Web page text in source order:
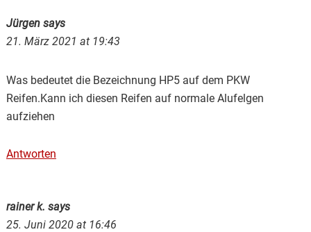
Jürgen says
21. März 2021 at 19:43
Was bedeutet die Bezeichnung HP5 auf dem PKW
Reifen.Kann ich diesen Reifen auf normale Alufelgen
aufziehen
Antworten
rainer k. says
25. Juni 2020 at 16:46